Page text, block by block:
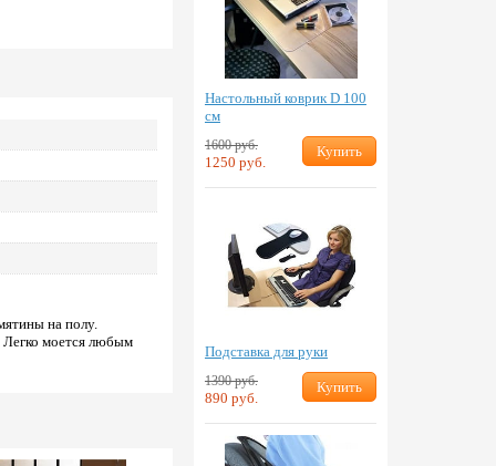
на полу.
Легко моется любым
Настольный коврик D 100
см
1600 руб.
1250 руб.
Купить
Подставка для руки
1390 руб.
890 руб.
Купить